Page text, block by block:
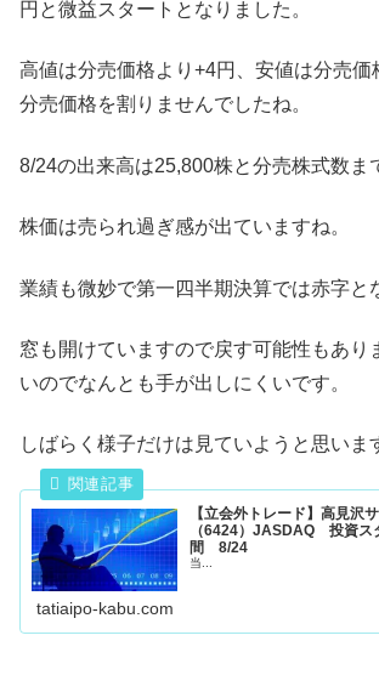
円と微益スタートとなりました。
高値は分売価格より+4円、安値は分売価
分売価格を割りませんでしたね。
8/24の出来高は25,800株と分売株式数ま
株価は売られ過ぎ感が出ていますね。
業績も微妙で第一四半期決算では赤字と
窓も開けていますので戻す可能性もあり
いのでなんとも手が出しにくいです。
しばらく様子だけは見ていようと思いま
【立会外トレード】高見沢
（6424）JASDAQ 投資
間 8/24
当...
tatiaipo-kabu.com